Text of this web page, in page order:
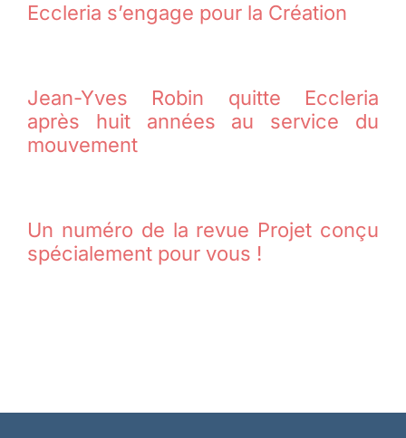
Eccleria s’engage pour la Création
Jean-Yves Robin quitte Eccleria
après huit années au service du
mouvement
Un numéro de la revue Projet conçu
spécialement pour vous !